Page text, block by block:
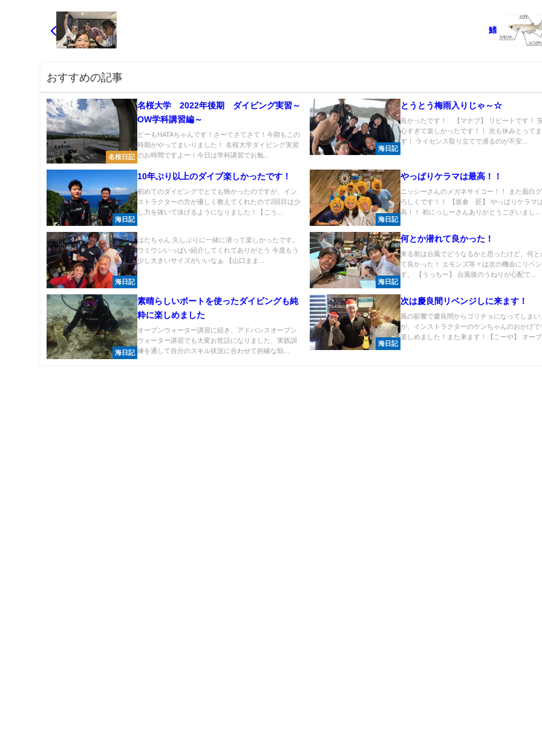
鰭
おすすめの記事
名桜日記
名桜大学 2022年後期 ダイビング実習～
OW学科講習編～
どーもHATAちゃんです！さーてさてさて！今期もこの
時期がやってまいりました！ 名桜大学ダイビング実習
のお時間ですよー！今日は学科講習でお勉...
海日記
とうとう梅雨入りじゃ～☆
良かったです！ 【マナブ】 リピートです！
心すぎて楽しかったです！！ 次も休みとってま
す！ ライセンス取り立てで潜るのが不安...
海日記
10年ぶり以上のダイブ楽しかったです！
初めてのダイビングでとても怖かったのですが、イン
ストラクターの方が優しく教えてくれたので2回目は少
し力を抜いて泳げるようになりました！【こう...
海日記
やっぱりケラマは最高！！
ニッシーさんのメガネサイコー！！ また面白
ろしくです！！ 【坂倉 匠】 やっぱりケラマ
高！！ 初にっしーさんありがとうございまし...
海日記
はたちゃん 久しぶりに一緒に潜って楽しかったです。
ウミウシいっぱい紹介してくれてありがとう 今度もう
少し大きいサイズがいいなぁ 【山口まま...
海日記
何とか潜れて良かった！
来る前は台風でどうなるかと思ったけど、何と
て良かった！ エモンズ等々は次の機会にリベン
す。 【うっちー】 台風後のうねりが心配で...
海日記
素晴らしいボートを使ったダイビングも純
粋に楽しめました
オープンウォーター講習に続き、アドバンスオープン
ウォーター講習でも大変お世話になりました、実践訓
練を通して自分のスキル状況に合わせて的確な助...
海日記
次は慶良間リベンジしに来ます！
風の影響で慶良間からゴリチョになってしまい
が、インストラクターのケンちゃんのおかげで
楽しめました！また来ます！【こーや】 オープ